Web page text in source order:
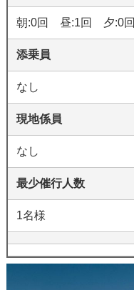
朝:0回 昼:1回 夕:0回
添乗員
なし
現地係員
なし
最少催行人数
1名様